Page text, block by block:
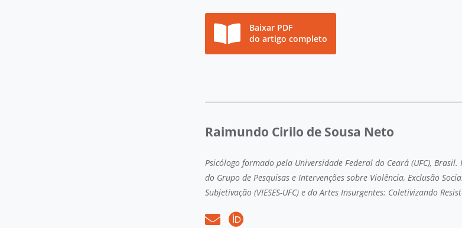
Baixar PDF
do artigo completo
Raimundo Cirilo de Sousa Neto
Psicólogo formado pela Universidade Federal do Ceará (UFC), Brasil.
do Grupo de Pesquisas e Intervenções sobre Violência, Exclusão
Subjetivação (VIESES-UFC) e do Artes Insurgentes: Coletivizando